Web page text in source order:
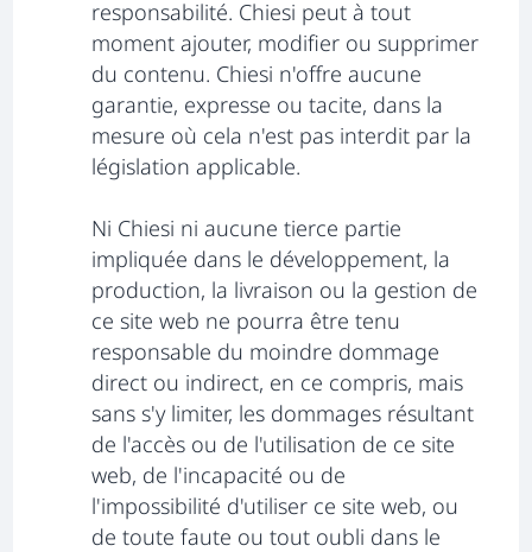
responsabilité. Chiesi peut à tout
moment ajouter, modifier ou supprimer
du contenu. Chiesi n'offre aucune
garantie, expresse ou tacite, dans la
mesure où cela n'est pas interdit par la
législation applicable.
Ni Chiesi ni aucune tierce partie
impliquée dans le développement, la
production, la livraison ou la gestion de
ce site web ne pourra être tenu
responsable du moindre dommage
direct ou indirect, en ce compris, mais
sans s'y limiter, les dommages résultant
de l'accès ou de l'utilisation de ce site
web, de l'incapacité ou de
l'impossibilité d'utiliser ce site web, ou
de toute faute ou tout oubli dans le